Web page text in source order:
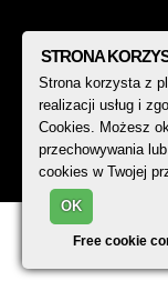
STRONA
Strona korzysta z
realizacji usług i
Cookies. Możesz
przechowywania
cookies w Twojej
OK
Free cookie